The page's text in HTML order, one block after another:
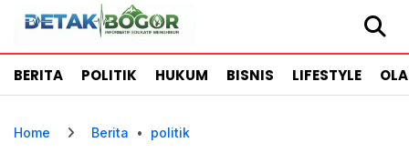
BERITA POLITIK HUKUM BISNIS LIFESTYLE
Home Berita • politik